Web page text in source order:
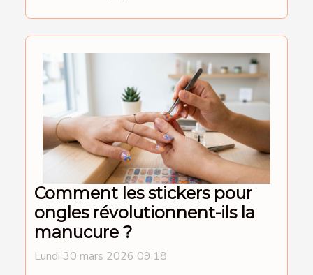
Comment les stickers pour
ongles révolutionnent-ils la
manucure ?
Lundi 30 mars 2026 09:18